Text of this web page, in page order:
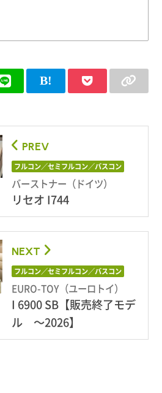
PREV
フルコン／セミフルコン／バスコン
バーストナー（ドイツ）
リセオ I744
NEXT
フルコン／セミフルコン／バスコン
EURO-TOY（ユーロトイ）
I 6900 SB【販売終了モデ
ル 〜2026】